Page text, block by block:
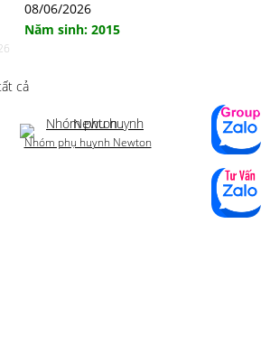
08/06/2026
Năm sinh: 2015
cả
Nhóm phụ huynh Newton